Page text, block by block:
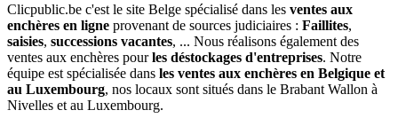
Clicpublic.be c'est le site Belge spécialisé dans les ventes aux
enchères en ligne provenant de sources judiciaires : Faillites,
saisies, successions vacantes, ... Nous réalisons également des
ventes aux enchères pourles déstockages d'entreprises. Notre
équipe est spécialisée dans les ventes aux enchères en Belgique et
au Luxembourg, nos locaux sont situés dans le Brabant Wallon à
Nivelles et au Luxembourg.